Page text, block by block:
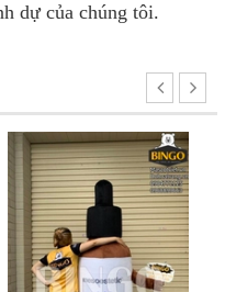
dự của chúng tôi.